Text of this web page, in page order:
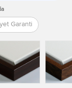
Garanti